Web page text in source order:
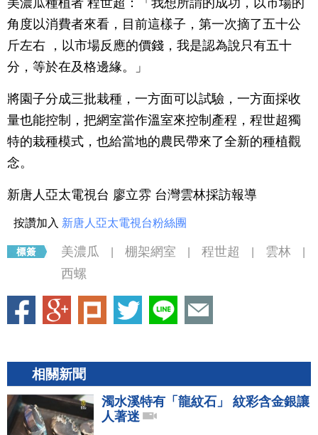
美濃瓜種植者 程世超：「我想所謂的成功，以市場的
角度以消費者來看，目前這樣子，第一次摘了五十公
斤左右 ，以市場反應的價錢，我是認為說只有五十
分，等於在及格邊緣。」
將園子分成三批栽種，一方面可以試驗，一方面採收
量也能控制，把網室當作溫室來控制產程，程世超獨
特的栽種模式，也給當地的農民帶來了全新的種植觀
念。
新唐人亞太電視台 廖立雰 台灣雲林採訪報導
按讚加入 新唐人亞太電視台粉絲團
美濃瓜 棚架網室 程世超 雲林
西螺
相關新聞
濁水溪特有「龍紋石」 紋彩含金銀讓
人著迷